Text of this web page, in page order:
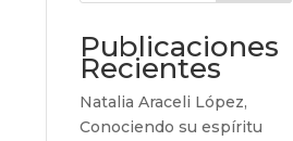
Publicaciones
Recientes
Natalia Araceli López,
Conociendo su espíritu